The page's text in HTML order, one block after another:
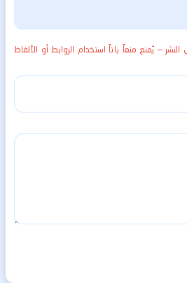
— يُمنع منعاً باتاً استخدام الروابط أو الألفاظ